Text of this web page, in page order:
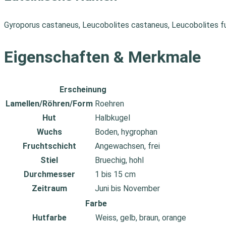
Gyroporus castaneus, Leucobolites castaneus, Leucobolites
Eigenschaften & Merkmale
Erscheinung
Lamellen/Röhren/Form Roehren
Hut
Halbkugel
Wuchs
Boden, hygrophan
Fruchtschicht
Angewachsen, frei
Stiel
Bruechig, hohl
Durchmesser
1 bis 15 cm
Zeitraum
Juni bis November
Farbe
Hutfarbe
Weiss, gelb, braun, orange